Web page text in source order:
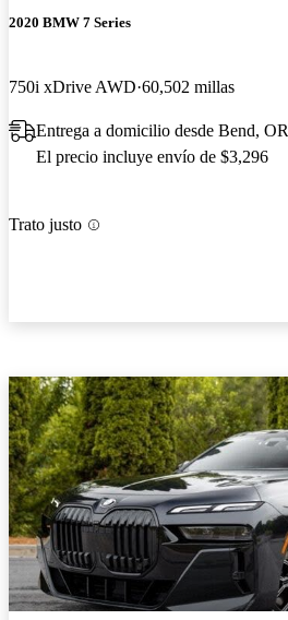
2020 BMW 7 Series
750i xDrive AWD 60,502 millas
Entrega a domicilio desde Bend, OR
El precio incluye envío de $3,296
Trato justo